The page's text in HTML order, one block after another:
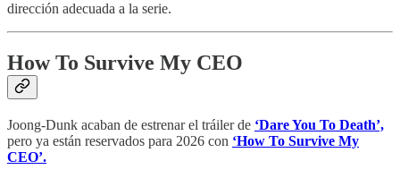
dirección adecuada a la serie.
How To Survive My CEO
Joong-Dunk acaban de estrenar el tráiler de ‘Dare You To Death’,
pero ya están reservados para 2026 con ‘How To Survive My
CEO’.